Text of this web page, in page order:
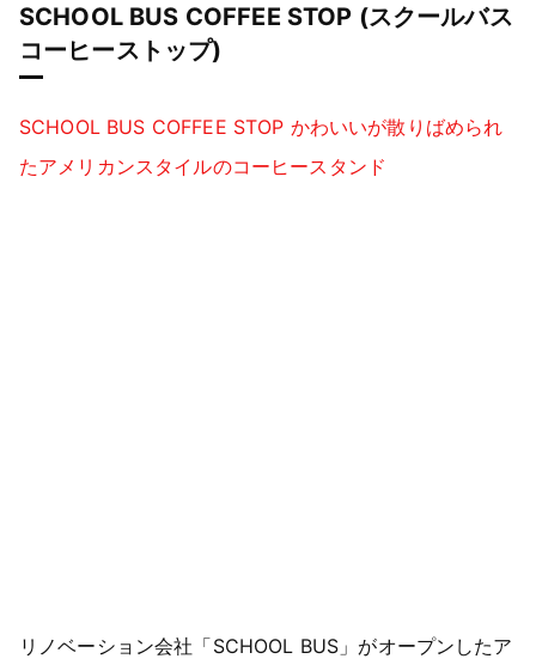
SCHOOL BUS COFFEE STOP (スクールバス
コーヒーストップ)
SCHOOL BUS COFFEE STOP かわいいが散りばめられ
たアメリカンスタイルのコーヒースタンド
リノベーション会社「SCHOOL BUS」がオープンしたア